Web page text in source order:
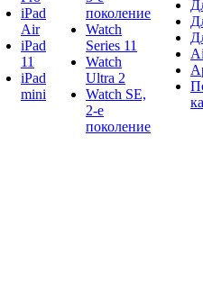
iPad
Air
iPad
11
iPad
mini
поколение
Watch
Series 11
Watch
Ultra 2
Watch SE,
2-е
поколение